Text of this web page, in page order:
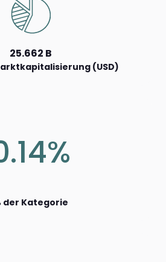
25.662 B
(USD)
der Kategorie